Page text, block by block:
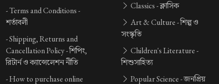
-Terms and Conditions -
শর্তাবলী
-Shipping, Returns and
Cancellation Policy -শিপিং,
রিটার্ন ও ক্যান্সেলেশন নীতি
-How to purchase online
Classics -ক্লাসিক
Art & Culture -শিল্প ও
সংস্কৃতি
Children's Literature -
শিশুসাহিত্য
Popular Science -জনপ্রিয়